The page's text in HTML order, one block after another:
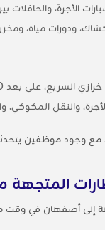
ودورات مياه،
بعد 30 دقيقة تقريبًا من وسط المدينة
والنقل المكوكي،
وجود موظفين
أصفهان في وقت